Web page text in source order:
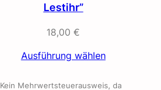
Lestihr”
18,00€
Ausführung wählen
Kein Mehrwertsteuerausweis, da